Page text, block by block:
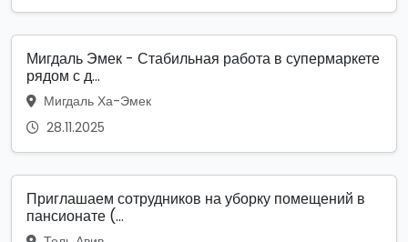
Мигдаль Эмек - Стабильная работа в супермаркете
рядом с д...
Мигдаль Ха-Эмек
28.11.2025
Приглашаем сотрудников на уборку помещений в
пансионате (...